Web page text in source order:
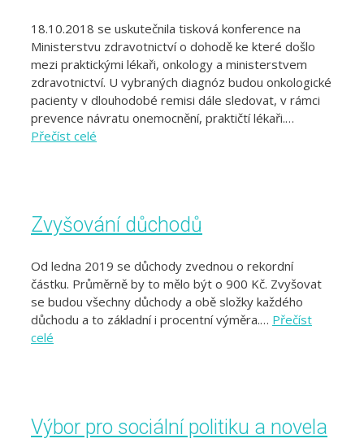
18.10.2018 se uskutečnila tisková konference na
Ministerstvu zdravotnictví o dohodě ke které došlo
mezi praktickými lékaři, onkology a ministerstvem
zdravotnictví. U vybraných diagnóz budou onkologické
pacienty v dlouhodobé remisi dále sledovat, v rámci
prevence návratu onemocnění, praktičtí lékaři.…
Přečíst celé
Zvyšování důchodů
Od ledna 2019 se důchody zvednou o rekordní
částku. Průměrně by to mělo být o 900 Kč. Zvyšovat
se budou všechny důchody a obě složky každého
důchodu a to základní i procentní výměra.… Přečíst
celé
Výbor pro sociální politiku a novela